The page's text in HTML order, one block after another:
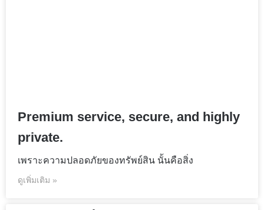
Premium service, secure, and highly
private.
เพราะความปลอดภัยของทรัพย์สิน นั้นคือสิ่ง
ดูเพิ่มเติม »